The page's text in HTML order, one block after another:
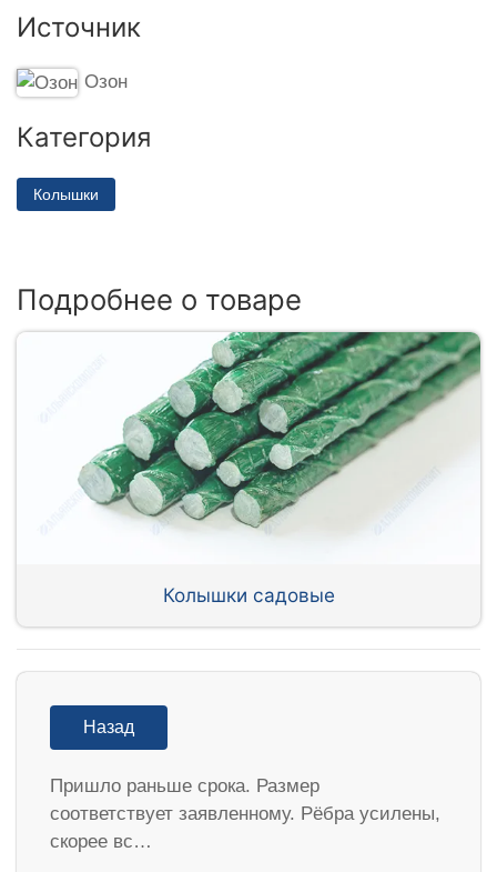
Источник
Озон
Категория
Колышки
Подробнее о товаре
Колышки садовые
Назад
Пришло раньше срока. Размер
соответствует заявленному. Рёбра усилены,
скорее вс…